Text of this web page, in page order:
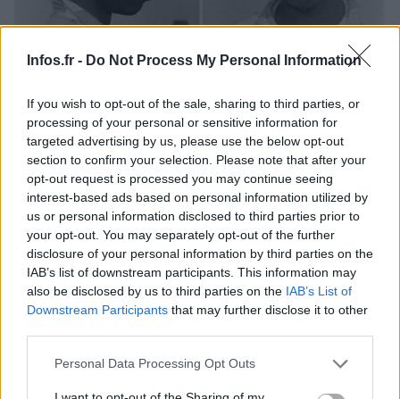
Infos.fr - Do Not Process My Personal Information
If you wish to opt-out of the sale, sharing to third parties, or
processing of your personal or sensitive information for
targeted advertising by us, please use the below opt-out
section to confirm your selection. Please note that after your
opt-out request is processed you may continue seeing
interest-based ads based on personal information utilized by
us or personal information disclosed to third parties prior to
your opt-out. You may separately opt-out of the further
disclosure of your personal information by third parties on the
IAB’s list of downstream participants. This information may
also be disclosed by us to third parties on the IAB’s List of
Downstream Participants that may further disclose it to other
Please note that this website/app uses one or more Google
Personal Data Processing Opt Outs
George Stinney Jr, 14 ans, électrocuté en 1944
pour le meurtre de deux jeunes filles
Soixante-dix ans plus tard, en 2014, George Stinney a été exonéré de
toute culpabilité.
Infos Rédaction · 22 Juil 2021
FAITS DIVERS